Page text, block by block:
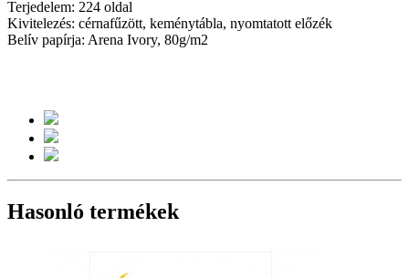
Terjedelem: 224 oldal
Kivitelezés: cérnafűzött, keménytábla, nyomtatott előzék
Belív papírja: Arena Ivory, 80g/m2
Hasonló termékek